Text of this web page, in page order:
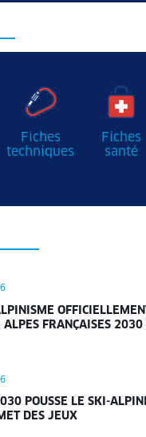
Fiches
techniques
Fiches
santé
ALPES FRANÇAISES 2030
POUSSE LE SKI-
DES JEUX